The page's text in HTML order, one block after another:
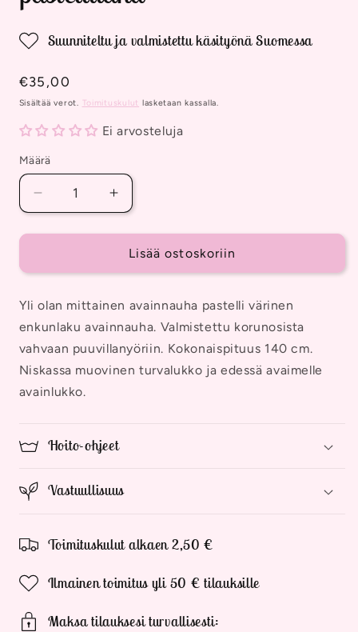
Suunniteltu ja valmistettu käsityönä Suomessa
Normaalihinta
€35,00
Sisältää verot. Toimituskulut lasketaan kassalla.
Ei arvosteluja
Määrä
Vähennä
tuotteen
Yliolan
pastellilaku
Lisää
tuotteen
Yliolan
avainnauha
pastellilaku
Lisää ostoskoriin
Yli olan mittainen avainnauha pastelli värinen
enkunlaku avainnauha. Valmistettu korunosista
vahvaan puuvillanyöriin. Kokonaispituus 140 cm.
Niskassa muovinen turvalukko ja edessä avaimelle
avainlukko.
Hoito-ohjeet
Vastuullisuus
Toimituskulut alkaen 2,50 €
Ilmainen toimitus yli 50 € tilauksille
Maksa tilauksesi turvallisesti: